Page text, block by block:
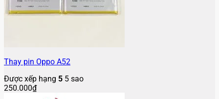
Thay pin Oppo A52
Được xếp hạng 5 5 sao
250.000₫